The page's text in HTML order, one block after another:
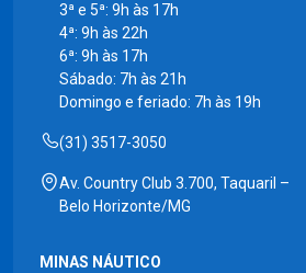
3ª e 5ª: 9h às 17h
4ª: 9h às 22h
6ª: 9h às 17h
Sábado: 7h às 21h
Domingo e feriado: 7h às 19h
(31) 3517-3050
Av. Country Club 3.700, Taquaril –
Belo Horizonte/MG
MINAS NÁUTICO